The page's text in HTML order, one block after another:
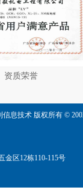
息技术 版权所有 ©
金区12栋110-115号